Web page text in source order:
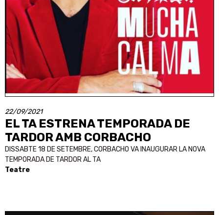
22/09/2021
EL TA ESTRENA TEMPORADA DE
TARDOR AMB CORBACHO
DISSABTE 18 DE SETEMBRE, CORBACHO VA INAUGURAR LA NOVA
TEMPORADA DE TARDOR AL TA
Teatre